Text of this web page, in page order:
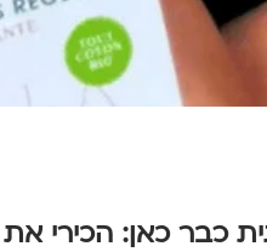
כבר כאן: הכירי